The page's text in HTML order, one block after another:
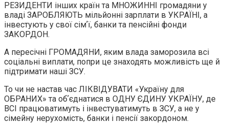
РЕЗИДЕНТИ інших країн та МНОЖИННІ громадяни у
владі ЗАРОБЛЯЮТЬ мільйонні зарплати в УКРАЇНІ, а
інвестують у свої сімʼї, банки та пенсійні фонди
ЗАКОРДОН.
А пересічні ГРОМАДЯНИ, яким влада заморозила всі
соціальні виплати, попри це знаходять можливість ще й
підтримати наші ЗСУ.
То чи не настав час ЛІКВІДУВАТИ «Україну для
ОБРАНИХ» та обʼєднатися в ОДНУ ЄДИНУ УКРАЇНУ, де
ВСІ працюватимуть і інвестуватимуть в ЗСУ, а не у
сімейну нерухомість, банки і пенсії закордоном.